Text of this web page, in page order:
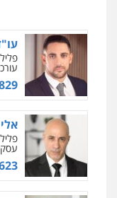
נוער
דין